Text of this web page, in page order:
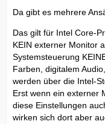
Da gibt es mehrere
Das gilt für Intel Core-
KEIN externer Monitor
Systemsteuerung
Farben, digitalem
werden über die Intel-
Erst wenn ein externer
diese Einstellungen
wirken sich dort aber